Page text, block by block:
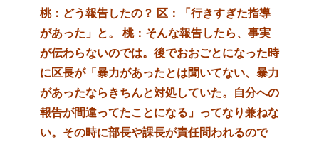
桃：どう報告したの？ 区：「行きすぎた指導
があった」と。
桃：そんな報告したら、事実
が伝わらないのでは。後でおおごとになった時
に区長が「暴力があったとは聞いてない、暴力
があったならきちんと対処していた。自分への
報告が間違ってたことになる」ってなり兼ねな
い。その時に部長や課長が責任問われるので